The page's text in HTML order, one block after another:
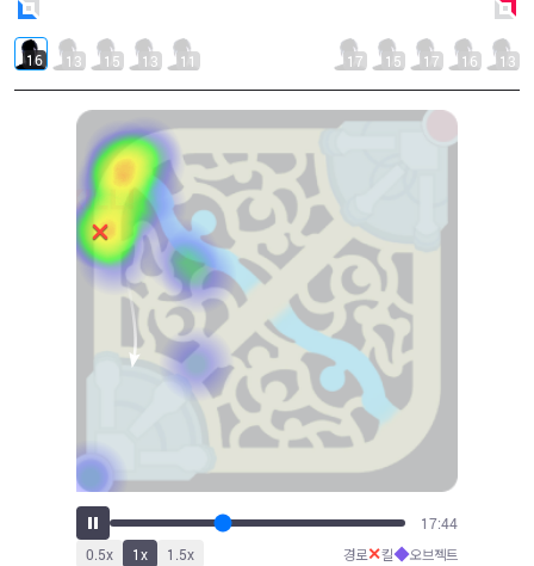
16 13 15 13 11 17 15 17 16 13
19:32
0.5x 1x 1.5x 경로✕킬◆오브젝트